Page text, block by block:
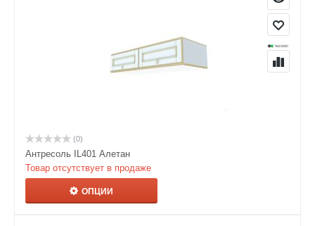
(0)
Антресоль IL401 Алетан
Товар отсутствует в продаже
ОПЦИИ